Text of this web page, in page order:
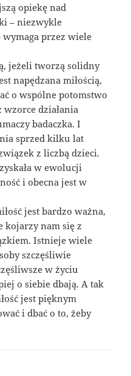
opiekę nad
– niezwykle
przez wiele
jeżeli tworzą solidny
napędzana miłością,
o wspólne potomstwo
działania
badaczka. I
sprzed kilku lat
z liczbą dzieci.
w ewolucji
i obecna jest w
jest bardzo ważna,
kojarzy nam się z
Istnieje wiele
szczęśliwie
w życiu
o siebie dbają. A tak
jest pięknym
i dbać o to, żeby